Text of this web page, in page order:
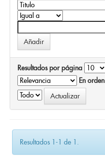
Resultados por página
En orden
Resultados 1-1 de 1.